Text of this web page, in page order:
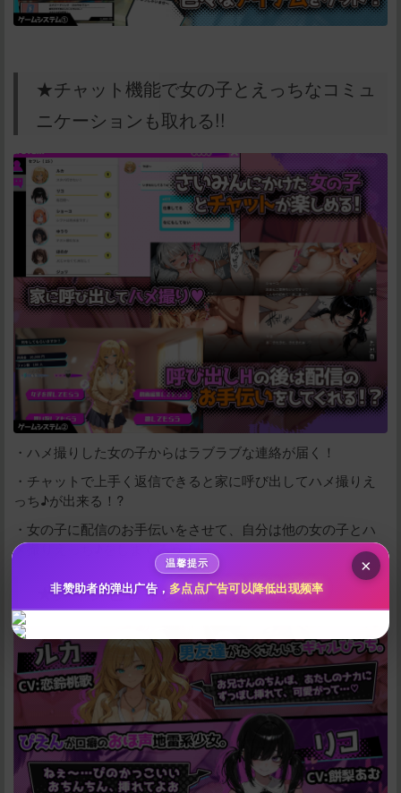
给新作限定打赏
10 分 50 分 100分
200 500
立刻支付
★チャット機能で女の子とえっちなコミュ
ニケーションも取れる!!
・ハメ撮りした女の子からはラブラブな連絡が届く！
・チャットで上手く返信できると家に呼び出してハメ撮りえ
っち♪が出来る！?
・女の子に配信のお手伝いをさせて、自分は他の女の子とハ
メ撮りえっち♪をしまくろう！
★メインヒロイン紹介
点击全选
×
温馨提示
非赞助者的弹出广告， 多点点广告可以降低出现频率